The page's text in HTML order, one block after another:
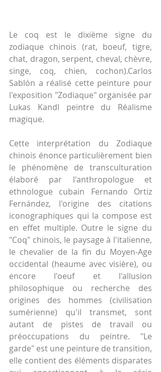
Le coq est le dixième signe du
zodiaque chinois (rat, boeuf, tigre,
chat, dragon, serpent, cheval, chèvre,
singe, coq, chien, cochon).Carlos
Sablón a réalisé cette peinture pour
l'exposition "Zodiaque" organisée par
Lukas Kandl peintre du Réalisme
magique.
Cette interprétation du Zodiaque
chinois énonce particulièrement bien
le phénomène de transculturation
élaboré par l'anthropologue et
ethnologue cubain Fernando Ortiz
Fernández, l'origine des citations
iconographiques qui la compose est
en effet multiple. Outre le signe du
"Coq" chinois, le paysage à l'italienne,
le chevalier de la fin du Moyen-Age
occidental (heaume avec visière), ou
encore l'oeuf et l'allusion
philosophique ou recherche des
origines des hommes (civilisation
sumérienne) qu'il transmet, sont
autant de pistes de travail ou
préoccupations du peintre. "Le
garde" est une peinture de transition,
elle contient des éléments disparates